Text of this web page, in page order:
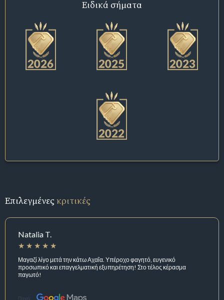
Ειδικά σήματα
Επιλεγμένεςκριτικές
Natalia T.
Μαγαζί λίγο μετά την κάτω Αχαΐα. Υπέροχο φαγητό, ευγενικό
προσωπικό και επαγγελματική εξυπηρέτηση! Στο τέλος κέρασμα
παγωτό!
Πηγή: